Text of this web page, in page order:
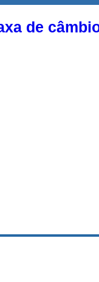
de